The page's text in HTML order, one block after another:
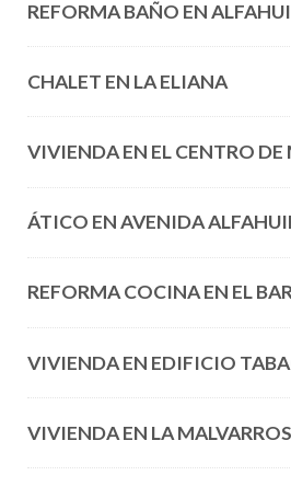
REFORMA BAÑO EN
CHALET EN LA ELIANA
VIVIENDA EN EL CENTRO DE
ÁTICO EN AVENIDA
REFORMA COCINA EN EL
VIVIENDA EN EDIFICIO
VIVIENDA EN LA